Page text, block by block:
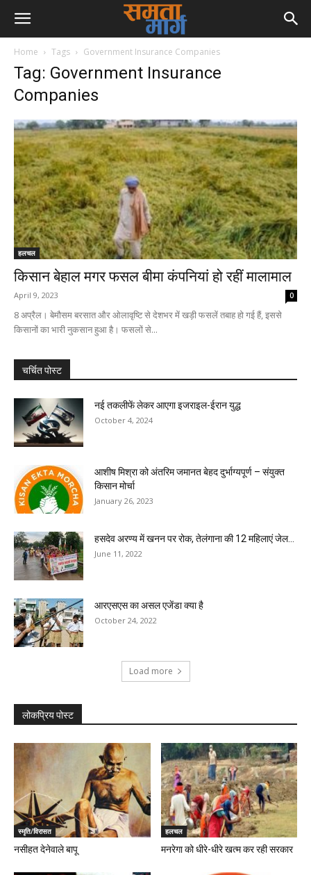
Home Tags Government Insurance Companies
Tag: Government Insurance
Companies
हलचल
क‍िसान बेहाल मगर फसल बीमा कंपन‍ियां हो रहीं मालामाल
April 9, 2023 0
8 अप्रैल। बेमौसम बरसात और ओलावृष्टि से देशभर में खड़ी फसलें तबाह हो गई हैं, इससे
किसानों का भारी नुकसान हुआ है। फसलों से...
चर्चित पोस्ट
नई तकलीफें लेकर आएगा इजराइल-ईरान युद्ध
October 4, 2024
आशीष मिश्रा को अंतरिम जमानत बेहद दुर्भाग्यपूर्ण – संयुक्त
किसान मोर्चा
January 26, 2023
हसदेव अरण्य में खनन पर रोक, तेलंगाना की 12 महिलाएं जेल...
June 11, 2022
आरएसएस का असल एजेंडा क्या है
October 24, 2022
Load more
लोकप्रिय पोस्ट
स्मृति/विरासत
नसीहत देनेवाले बापू
हलचल
मनरेगा को धीरे-धीरे खत्म कर रही सरकार